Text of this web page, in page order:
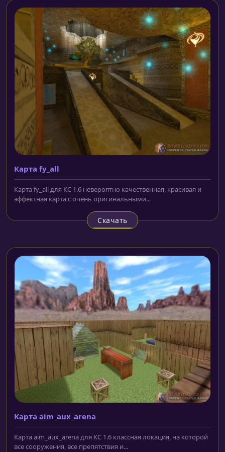
Карта fy_all
Карта fy_all для КС 1.6 невероятно качественная, красивая и
эффектная карта с очень оригинальными...
Скачать
Карта aim_aux_arena
Карта aim_aux_arena для КС 1.6 классная локация, на которой
все сооружения, все препятствия и...